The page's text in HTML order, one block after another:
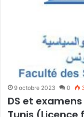
9 octobre 2023 0
DS et